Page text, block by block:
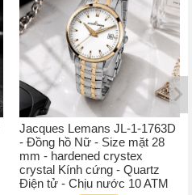
Jacques Lemans JL-1-1763D
- Đồng hồ Nữ - Size mặt 28
mm - hardened crystex
crystal Kính cứng - Quartz
Điện tử - Chịu nước 10 ATM